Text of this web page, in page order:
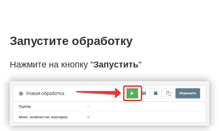
Запустите обработку
Нажмите на кнопку "Запустить"